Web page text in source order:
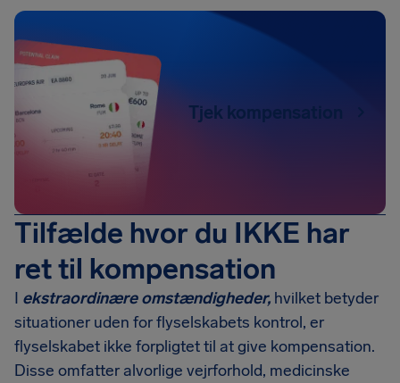
Tjek kompensation
Tilfælde hvor du IKKE har
ret til kompensation
I ekstraordinære omstændigheder, hvilket betyder
situationer uden for flyselskabets kontrol, er
flyselskabet ikke forpligtet til at give kompensation.
Disse omfatter alvorlige vejrforhold, medicinske